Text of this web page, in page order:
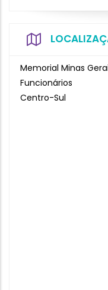
Memorial Minas
Funcionários
Centro-Sul